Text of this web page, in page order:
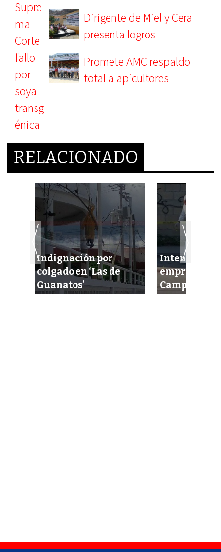
Dirigente de Miel y Cera
presenta logros
Promete AMC respaldo
total a apicultores
RELACIONADO
Indignación por
colgado en ‘Las de
Guanatos’
Intentan
empresario
Campeche